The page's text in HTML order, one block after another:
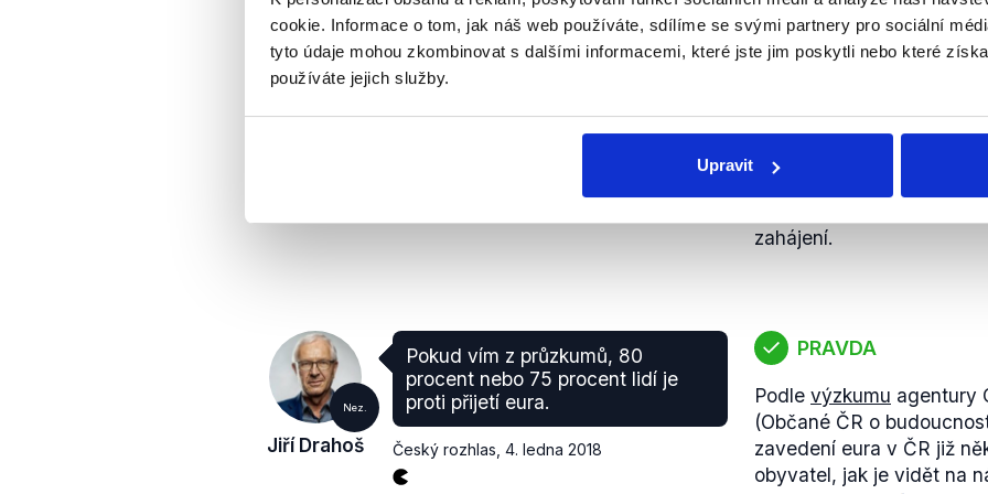
cookie. Informace o tom, jak náš web používáte, sdílíme se svými partnery pro sociální
tyto údaje mohou zkombinovat s dalšími informacemi, které jste jim poskytli nebo které
používáte jejich služby.
Upravit
rok 2016 jak s Ruskem,
obchodní bilanci.
jsme následně vypočítali
zemí na celkovém
Souhrnné objemy jsme
dvě desetinná místa.
Z výpočtů vyplynulo, že
pohybuje mírně nad
Jiří Drahoš
letech tohle teritorium zanedbává.
Český rozhlas
Visegrádské čtyřky,
Nejčastěji navštěvovanou
většinou cestoval za
Latinskou Ameriku
zahájení.
Nez.
Jiří Drahoš
Pokud vím z průzkumů, 80
procent nebo 75 procent lidí je
proti přijetí eura.
Český rozhlas 4. ledna 2018
PRAVDA
Podle výzkumu agentury
(Občané ČR o
zavedení eura v ČR již
obyvatel, jak je vidět na